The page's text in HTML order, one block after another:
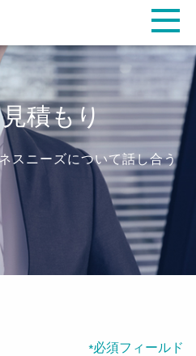
積もり
スニーズについて話し合う
*必須フィールド